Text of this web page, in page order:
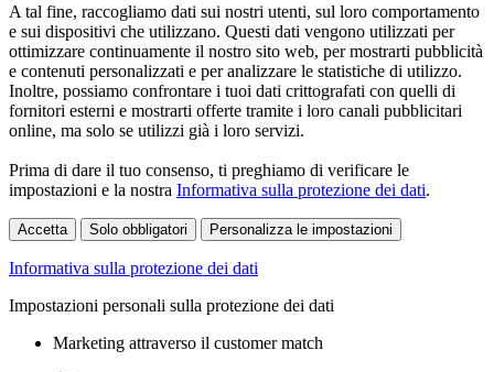
A tal fine, raccogliamo dati sui nostri utenti, sul loro comportamento
e sui dispositivi che utilizzano. Questi dati vengono utilizzati per
ottimizzare continuamente il nostro sito web, per mostrarti pubblicità
e contenuti personalizzati e per analizzare le statistiche di utilizzo.
Inoltre, possiamo confrontare i tuoi dati crittografati con quelli di
fornitori esterni e mostrarti offerte tramite i loro canali pubblicitari
online, ma solo se utilizzi già i loro servizi.
Prima di dare il tuo consenso, ti preghiamo di verificare le
impostazioni e la nostra Informativa sulla protezione dei dati.
Accetta Solo obbligatori Personalizza le impostazioni
Informativa sulla protezione dei dati
Impostazioni personali sulla protezione dei dati
Marketing attraverso il customer match